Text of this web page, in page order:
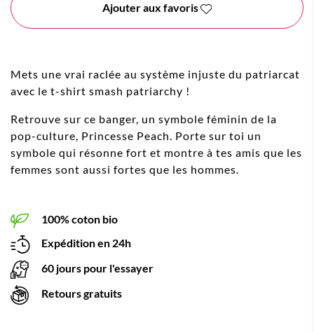
Ajouter aux favoris
Mets une vrai raclée au système injuste du patriarcat
avec le t-shirt smash patriarchy !
Retrouve sur ce banger, un symbole féminin de la
pop-culture, Princesse Peach. Porte sur toi un
symbole qui résonne fort et montre à tes amis que les
femmes sont aussi fortes que les hommes.
100% coton bio
Expédition en 24h
60 jours pour l'essayer
Retours gratuits